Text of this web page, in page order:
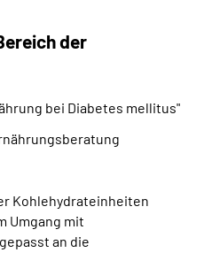
der
bei Diabetes mellitus"
Kohlehydrateinheiten
Umgang mit
an die